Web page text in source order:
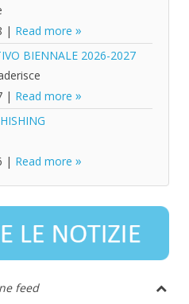
| Read more
BIENNALE 2026-2027
| Read more
| Read more
feed